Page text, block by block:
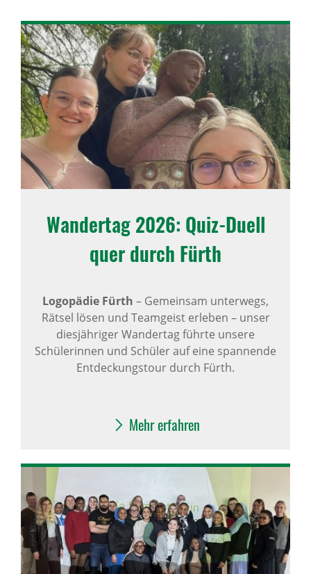
Wandertag 2026: Quiz-Duell
quer durch Fürth
Logopädie Fürth – Gemeinsam unterwegs,
Rätsel lösen und Teamgeist erleben – unser
diesjähriger Wandertag führte unsere
Schülerinnen und Schüler auf eine spannende
Entdeckungstour durch Fürth.
Mehr erfahren